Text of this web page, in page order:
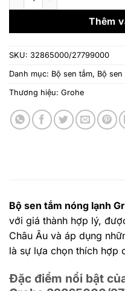
Thêm
SKU: 32865000/27799000
Danh mục: Bộ sen tắm, Bộ sen
Thương hiệu: Grohe
Bộ sen tắm nóng lạnh
với giá thành hợp lý,
Châu Âu và áp dụng
là sự lựa chọn thích hợp
Đặc điểm nổi bật